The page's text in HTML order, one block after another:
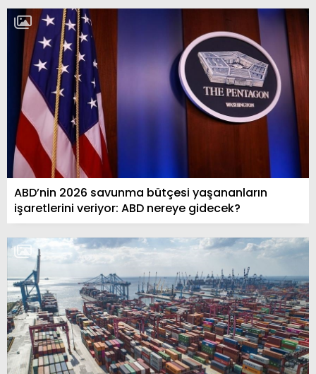
ABD’nin 2026 savunma bütçesi yaşananların
işaretlerini veriyor: ABD nereye gidecek?